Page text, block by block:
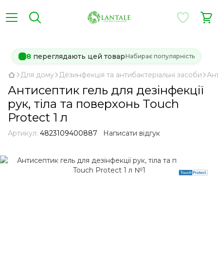
8 переглядають цей товарНабирає популярність
Для дому Дезинфекція та антибактеріальні засоби
Антисептик гель для дезінфекції
рук, тіла та поверхонь Touch
Protect 1 л
Артикул: 4823109400887 Написати відгук